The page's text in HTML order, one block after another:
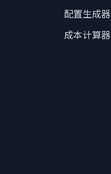
配置生成器
成本计算器